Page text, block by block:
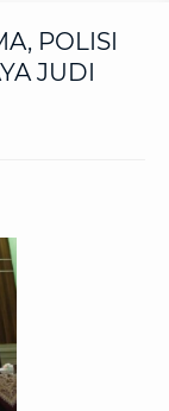
POLISI
JUDI